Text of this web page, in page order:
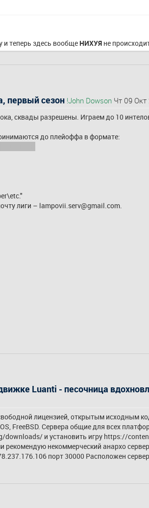
теперь здесь вообще НИХУЯ не
первый сезон !John Dowson Чт 09 Окт
сквады разрешены. Играем до 10
до плейоффа в формате:
лиги – lampovii.serv@gmail.com.
Luanti - песочница
лицензией, открытым исходным
downloads/ и установить игру https://
некоммерческий анархо
порт 30000 Расположен